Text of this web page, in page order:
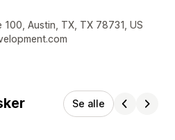
Austin, TX, TX 78731, US
Se alle